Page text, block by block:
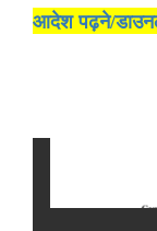
आदेश पढ़ने/